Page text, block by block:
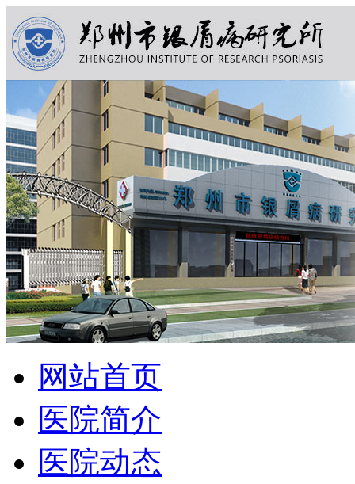
网站首页
医院简介
医院动态